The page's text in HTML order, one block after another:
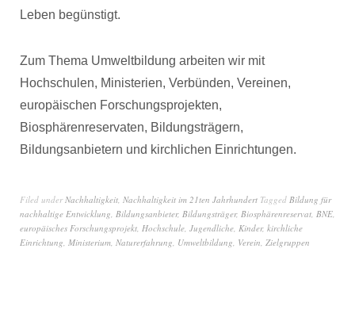
Leben begünstigt.
Zum Thema Umweltbildung arbeiten wir mit
Hochschulen, Ministerien, Verbünden, Vereinen,
europäischen Forschungsprojekten,
Biosphärenreservaten, Bildungsträgern,
Bildungsanbietern und kirchlichen Einrichtungen.
Filed underNachhaltigkeit, Nachhaltigkeit im 21ten Jahrhundert Tagged Bildung für
nachhaltige Entwicklung, Bildungsanbieter, Bildungsträger, Biosphärenreservat, BNE,
europäisches Forschungsprojekt, Hochschule, Jugendliche, Kinder, kirchliche
Einrichtung, Ministerium, Naturerfahrung, Umweltbildung, Verein, Zielgruppen